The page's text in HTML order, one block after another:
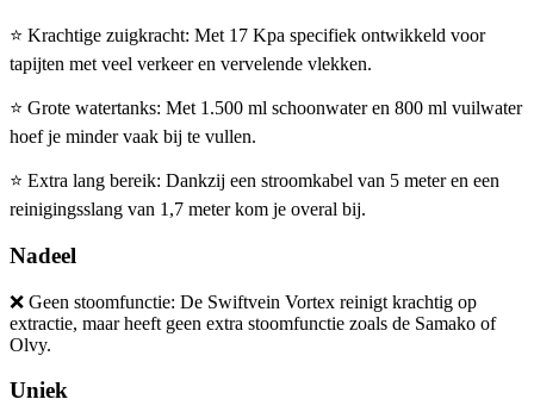
⭐ Krachtige zuigkracht: Met 17 Kpa specifiek ontwikkeld voor
tapijten met veel verkeer en vervelende vlekken.
⭐ Grote watertanks: Met 1.500 ml schoonwater en 800 ml vuilwater
hoef je minder vaak bij te vullen.
⭐ Extra lang bereik: Dankzij een stroomkabel van 5 meter en een
reinigingsslang van 1,7 meter kom je overal bij.
Nadeel
❌ Geen stoomfunctie: De Swiftvein Vortex reinigt krachtig op
extractie, maar heeft geen extra stoomfunctie zoals de Samako of
Olvy.
Uniek